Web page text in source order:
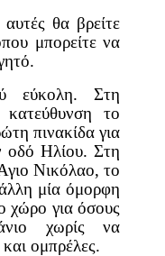
θα βρείτε
μπορείτε να
εύκολη. Στη
το
πινακίδα για
οδό Ηλίου. Στη
Νικόλαο, το
μία όμορφη
χώρο για όσους
χωρίς να
ομπρέλες.